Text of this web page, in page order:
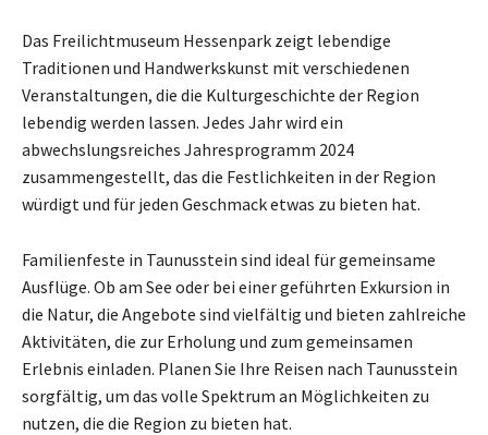
Das Freilichtmuseum Hessenpark zeigt lebendige
Traditionen und Handwerkskunst mit verschiedenen
Veranstaltungen, die die Kulturgeschichte der Region
lebendig werden lassen. Jedes Jahr wird ein
abwechslungsreiches Jahresprogramm 2024
zusammengestellt, das die Festlichkeiten in der Region
würdigt und für jeden Geschmack etwas zu bieten hat.
Familienfeste in Taunusstein sind ideal für gemeinsame
Ausflüge. Ob am See oder bei einer geführten Exkursion in
die Natur, die Angebote sind vielfältig und bieten zahlreiche
Aktivitäten, die zur Erholung und zum gemeinsamen
Erlebnis einladen. Planen Sie Ihre Reisen nach Taunusstein
sorgfältig, um das volle Spektrum an Möglichkeiten zu
nutzen, die die Region zu bieten hat.